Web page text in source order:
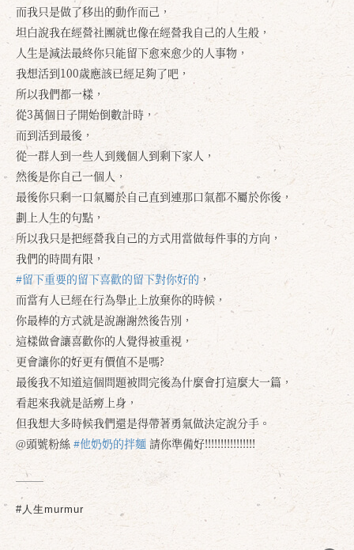
而我只是做了移出的動作而己，
坦白說我在經營社團就也像在經營我自己的人生般，
人生是減法最終你只能留下愈來愈少的人事物，
我想活到100歲應該已經足夠了吧，
所以我們都一樣，
從3萬個日子開始倒數計時，
而到活到最後，
從一群人到一些人到幾個人到剩下家人，
然後是你自己一個人，
最後你只剩一口氣屬於自己直到連那口氣都不屬於你後，
劃上人生的句點，
所以我只是把經營我自己的方式用當做每件事的方向，
我們的時間有限，
#留下重要的留下喜歡的留下對你好的 ，
而當有人已經在行為舉止上放棄你的時候，
你最棒的方式就是說謝謝然後告別，
這樣做會讓喜歡你的人覺得被重視，
更會讓你的好更有價值不是嗎?
最後我不知道這個問題被問完後為什麼會打這麼大一篇，
看起來我就是話癆上身，
但我想大多時候我們還是得帶著勇氣做決定說分手。
@頭號粉絲 #他奶奶的拌麵 請你準備好!!!!!!!!!!!!!!!!
#人生murmur